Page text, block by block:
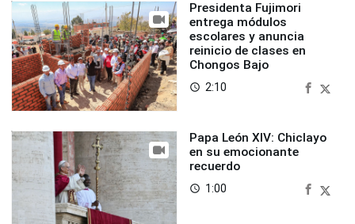
Presidenta Fujimori
entrega módulos
escolares y anuncia
reinicio de clases en
Chongos Bajo
access_time 2:10
Papa León XIV: Chiclayo
en su emocionante
recuerdo
access_time 1:00